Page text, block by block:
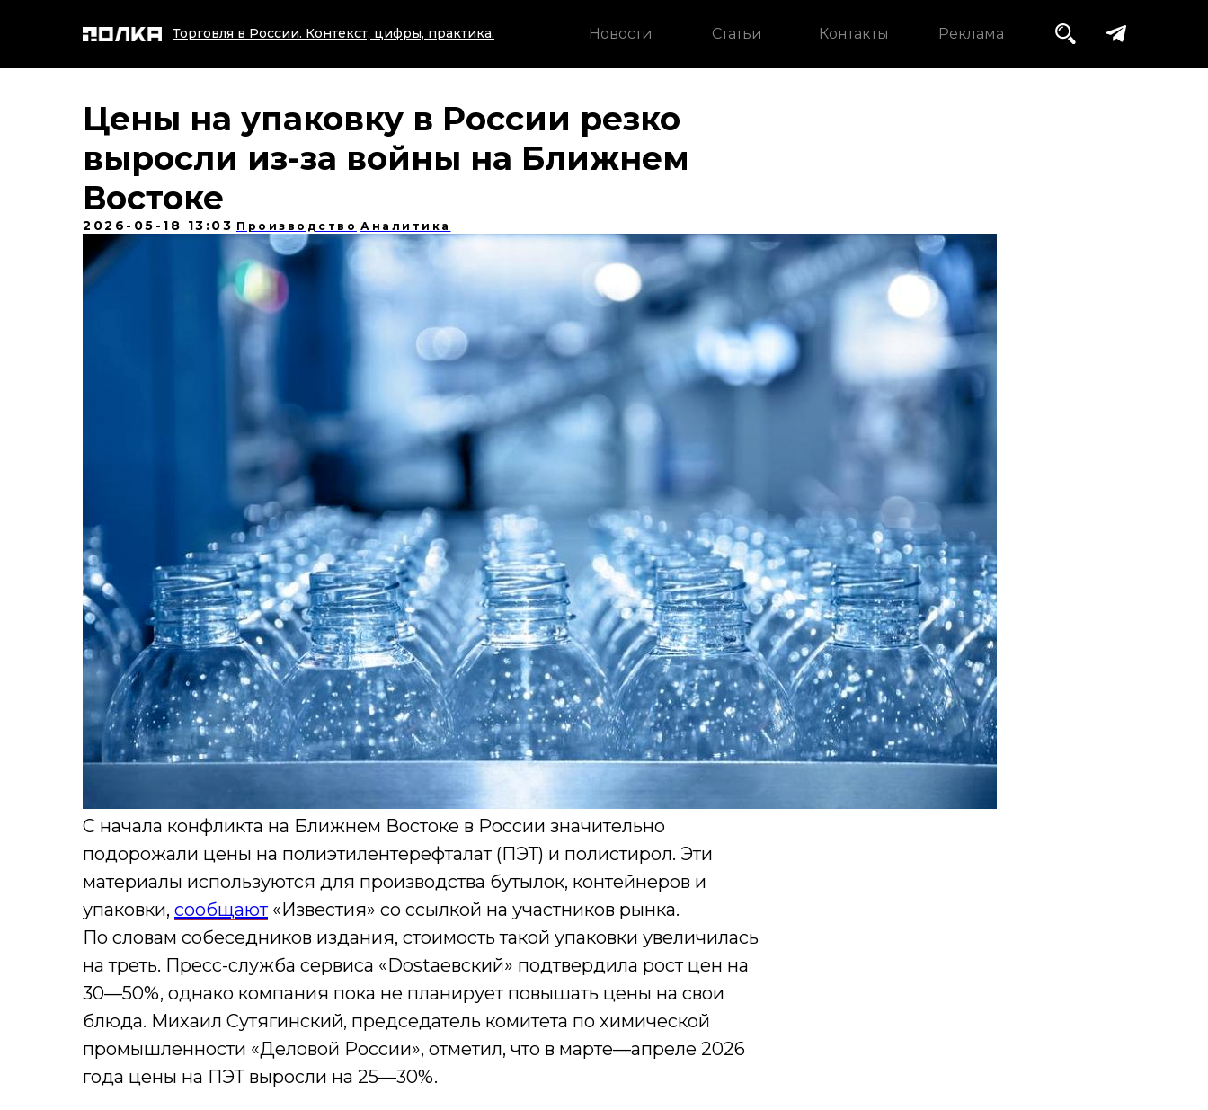
Новости Контакты
Статьи Реклама
Торговля в России. Контекст, цифры, практика.
Цены на упаковку в России резко
выросли из-за войны на Ближнем
Востоке
2026-05-18 13:03 Производство Аналитика
С начала конфликта на Ближнем Востоке в России значительно
подорожали цены на полиэтилентерефталат (ПЭТ) и полистирол. Эти
материалы используются для производства бутылок, контейнеров и
упаковки, сообщают«Известия» со ссылкой на участников рынка.
По словам собеседников издания, стоимость такой упаковки увеличилась
на треть. Пресс-служба сервиса «Dostaевский» подтвердила рост цен на
30—50%, однако компания пока не планирует повышать цены на свои
блюда. Михаил Сутягинский, председатель комитета по химической
промышленности «Деловой России», отметил, что в марте—апреле 2026
года цены на ПЭТ выросли на 25—30%.